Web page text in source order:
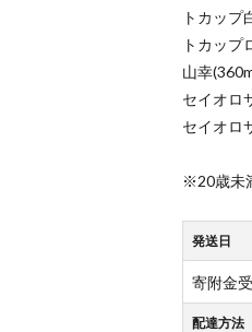
トカップ
トカップ
山幸
セイオロ
セイオロ
※20歳未
発送日
寄附金
配達方法